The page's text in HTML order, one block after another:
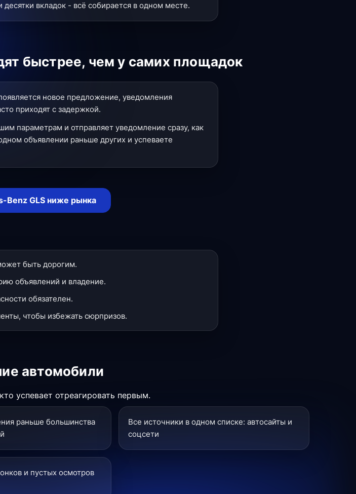
вкладок - всё собирается в одном месте.
быстрее, чем у самих площадок
новое предложение, уведомления
приходят с задержкой.
параметрам и отправляет уведомление сразу, как
объявлении раньше других и успеваете
Benz GLS ниже рынка
быть дорогим.
объявлений и владение.
обязателен.
чтобы избежать сюрпризов.
автомобили
успевает отреагировать первым.
раньше большинства
Все источники в одном списке: автосайты и
соцсети
и пустых осмотров